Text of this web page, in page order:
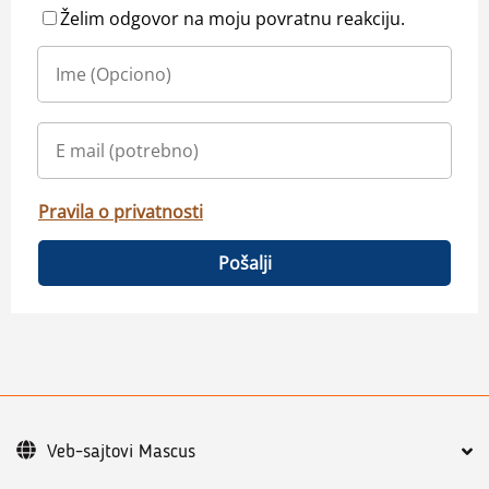
Želim odgovor na moju povratnu reakciju.
Pravila o privatnosti
Pošalji
Veb-sajtovi Mascus